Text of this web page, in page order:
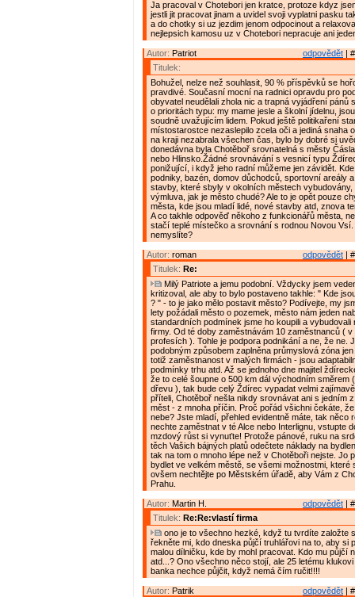
Ja pracoval v Chotebori jen kratce, protoze kdyz
jestli jit pracovat jinam a uvidel svoji vyplatni pasku
a do chotky si uz jezdim jenom odpocinout a
nejlepsich kamosu uz v Chotebori nepracuje ani
odpovědět |
Autor: Patriot
Titulek:
Bohužel, nelze než souhlasit, 90 % příspěvků se
pravdivé. Současní mocní na radnici opravdu pro
obyvatel neudělali zhola nic a trapná vyjádření pánů
o prioritách typu: my mame jesle a školní jídelnu,
soudně uvažujícím lidem. Pokud ještě politikaření
místostarostce nezaslepilo zcela oči a jediná snaha
na kraji nezabrala všechen čas, bylo by dobré si
donedávna byla Chotěboř srovnatelná s městy
nebo Hlinsko.Žádné srovnávání s vesnicí typu
ponižující, i když jeho radní můžeme jen závidět.
podniky, bazén, domov důchodců, sportovní areály
stavby, které sbyly v okolních městech vybudovány,
výmluva, jak je město chudé? Ale to je opět pouze
města, kde jsou mladí lidé, nové stavby atd, znova
A co takhle odpověď někoho z funkcionářů města,
stačí teplé místečko a srovnání s rodnou Novou Vsí.
nemyslíte?
odpovědět |
Autor: roman
Titulek: Re:
Milý Patriote a jemu podobní. Vždycky jsem
kritizoval, ale aby to bylo postaveno takhle: " Kde
? " - to je jako mělo postavit město? Podívejte, my
lety požádali město o pozemek, město nám jeden
standardních podmínek jsme ho koupili a vybudovali
firmy. Od té doby zaměstnávám 10 zaměstnanců (
profesích ). Tohle je podpora podnikání a ne, že ne.
podobným způsobem zaplněna průmyslová zóna
totiž zaměstnanost v malých firmách - jsou
podmínky trhu atd. Až se jednoho dne majitel
že to celé šoupne o 500 km dál východním směrem
dřevu ), tak bude celý Ždírec vypadat velmi
příteli, Chotěboř nešla nikdy srovnávat ani s jedním
měst - z mnoha příčin. Proč pořád všichni čekáte,
nebe? Jste mladí, přehled evidentně máte, tak něco
nechte zaměstnat v té Alce nebo Interlignu, vstupte
mzdový růst si vynuťte! Protože pánové, ruku na
těch Vašich bájných platů odečtete náklady na
tak na tom o mnoho lépe než v Chotěboři nejste. Jo
bydlet ve velkém městě, se všemi možnostmi, které
ovšem nechtějte po Městském úřadě, aby Vám z
Prahu.
odpovědět |
Autor: Martin H.
Titulek: Re:Re:vlastí firma
ono je to všechno hezké, když tu tvrdíte založte
řekněte mi, kdo dneska půjčí truhlářovi na to, aby si
malou dílničku, kde by mohl pracovat. Kdo mu půjčí
atd...? Ono všechno něco stojí, ale 25 letému
banka nechce půjčit, když nemá čím ručit!!!!
odpovědět |
Autor: Patrik